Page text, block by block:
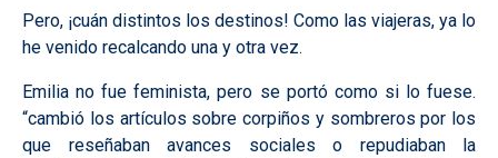
Pero, ¡cuán distintos los destinos! Como las viajeras, ya lo
he venido recalcando una y otra vez.
Emilia no fue feminista, pero se portó como si lo fuese.
“cambió los artículos sobre corpiños y sombreros por los
que reseñaban avances sociales o repudiaban la